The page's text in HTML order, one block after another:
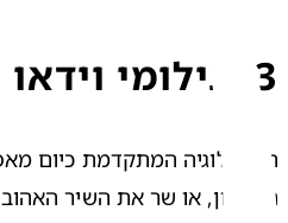
3 צילומי וידאו
הראשון, או שר את השיר האהוב